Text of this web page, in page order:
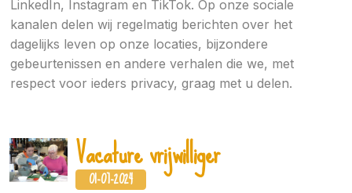
LinkedIn, Instagram en TikTok. Op onze sociale
kanalen delen wij regelmatig berichten over het
dagelijks leven op onze locaties, bijzondere
gebeurtenissen en andere verhalen die we, met
respect voor ieders privacy, graag met u delen.
Vacature vrijwilliger
01-07-2024